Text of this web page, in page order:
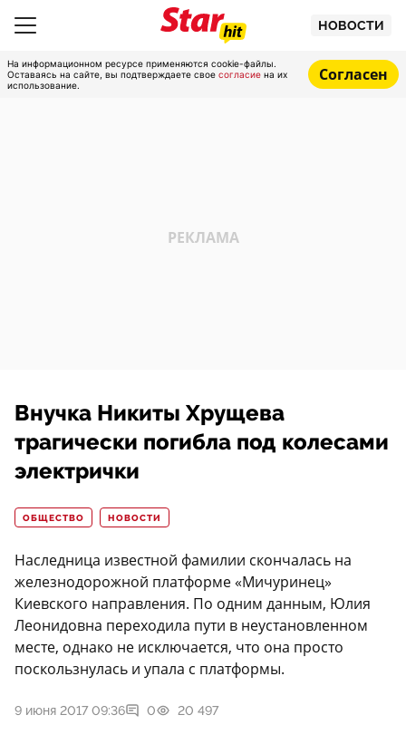
НОВОСТИ
На информационном ресурсе применяются cookie-файлы.
Оставаясь на сайте, вы подтверждаете свое согласие на их
использование.
Согласен
Внучка Никиты Хрущева
трагически погибла под колесами
электрички
ОБЩЕСТВО НОВОСТИ
Наследница известной фамилии скончалась на
железнодорожной платформе «Мичуринец»
Киевского направления. По одним данным, Юлия
Леонидовна переходила пути в неустановленном
месте, однако не исключается, что она просто
поскользнулась и упала с платформы.
9 июня 2017 09:36 0 20 497